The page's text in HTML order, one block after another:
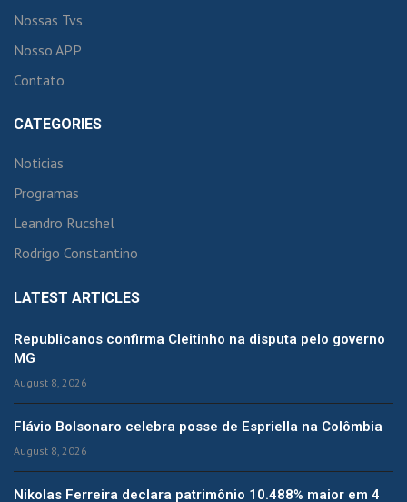
Nossas Tvs
Nosso APP
Contato
CATEGORIES
Noticias
Programas
Leandro Rucshel
Rodrigo Constantino
LATEST ARTICLES
Republicanos confirma Cleitinho na disputa pelo governo
MG
August 8, 2026
Flávio Bolsonaro celebra posse de Espriella na Colômbia
August 8, 2026
Nikolas Ferreira declara patrimônio 10.488% maior em 4